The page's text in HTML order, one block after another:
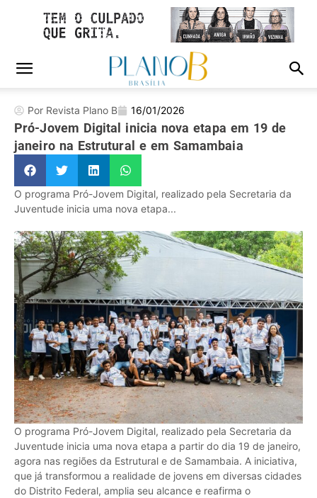
Por Revista Plano B 16/01/2026
Pró-Jovem Digital inicia nova etapa em 19 de
janeiro na Estrutural e em Samambaia
O programa Pró-Jovem Digital, realizado pela Secretaria da
Juventude inicia uma nova etapa...
O programa Pró-Jovem Digital, realizado pela Secretaria da
Juventude inicia uma nova etapa a partir do dia 19 de janeiro,
agora nas regiões da Estrutural e de Samambaia. A iniciativa,
que já transformou a realidade de jovens em diversas cidades
do Distrito Federal, amplia seu alcance e reafirma o